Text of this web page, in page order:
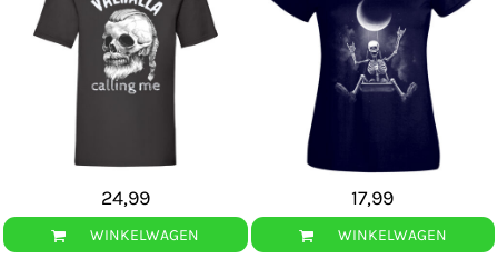
24,99
WINKELWAGEN
17,99
WINKELWAGEN